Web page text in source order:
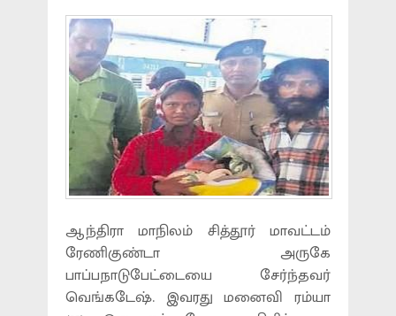
ஆந்திரா மாநிலம் சித்தூர் மாவட்டம்
ரேணிகுண்டா அருகே
பாப்பநாடுபேட்டையை சேர்ந்தவர்
வெங்கடேஷ். இவரது மனைவி ரம்யா